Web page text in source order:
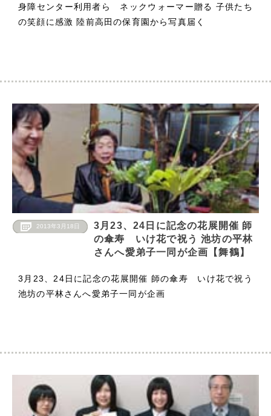
身障センター利用者ら ネックウォーマー贈る 子供たち
の笑顔に感激 陸前高田の保育園から写真届く
2013年3月18日
3月23、24日に記念の花展開催 師
の傘寿 いけ花で祝う 池坊の平林
さんへ愛弟子一同が企画【舞鶴】
3月23、24日に記念の花展開催 師の傘寿 いけ花で祝う
池坊の平林さんへ愛弟子一同が企画